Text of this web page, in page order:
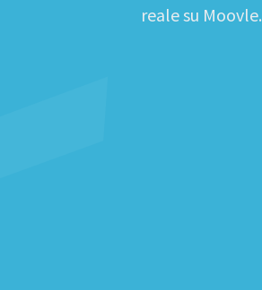
reale su Moovle.